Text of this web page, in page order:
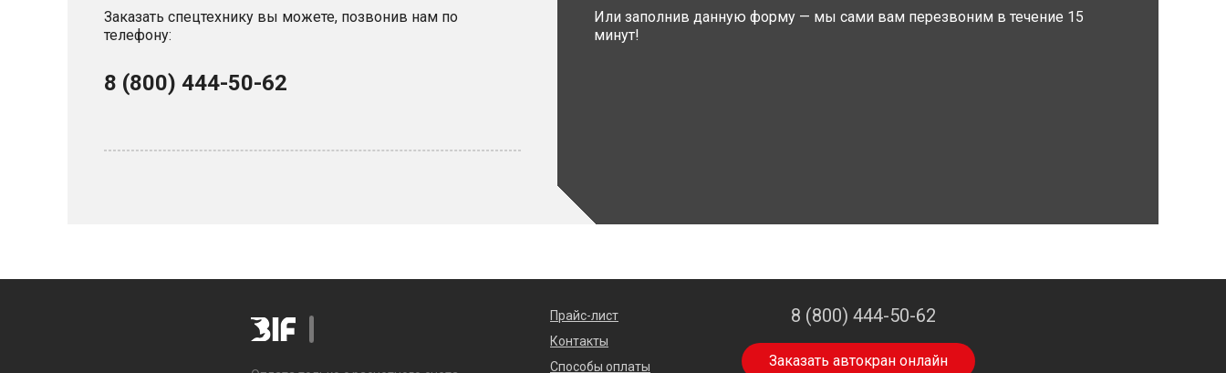
Заказать спецтехнику вы можете, позвонив нам по
телефону:
8 (800) 444-50-62
Или заполнив данную форму — мы сами вам перезвоним в течение 15
минут!
Прайс-лист
Контакты
Способы оплаты
8 (800) 444-50-62
Заказать автокран онлайн